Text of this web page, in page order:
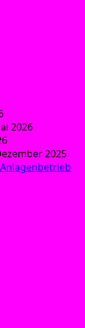
2026
2025